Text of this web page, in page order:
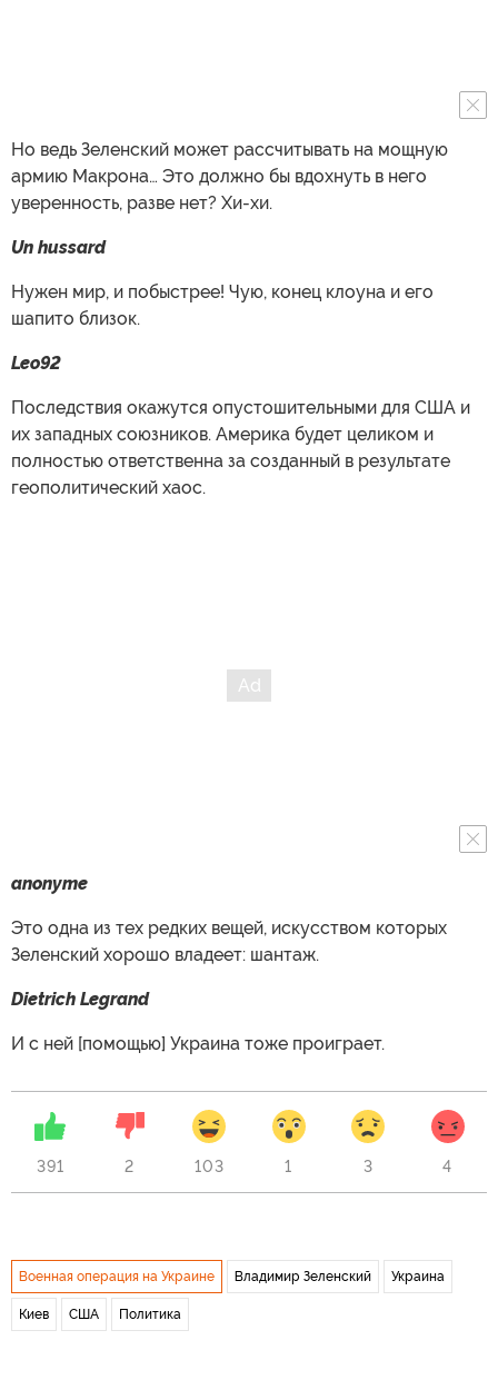
Но ведь Зеленский может рассчитывать на мощную
армию Макрона… Это должно бы вдохнуть в него
уверенность, разве нет? Хи-хи.
Un hussard
Нужен мир, и побыстрее! Чую, конец клоуна и его
шапито близок.
Leo92
Последствия окажутся опустошительными для США и
их западных союзников. Америка будет целиком и
полностью ответственна за созданный в результате
геополитический хаос.
anonyme
Это одна из тех редких вещей, искусством которых
Зеленский хорошо владеет: шантаж.
Dietrich Legrand
И с ней [помощью] Украина тоже проиграет.
391 2 103 1 3 4
Военная операция на Украине Владимир Зеленский Украина
Киев США Политика